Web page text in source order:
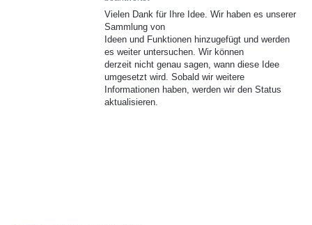
Vielen Dank für Ihre Idee. Wir haben es unserer
Sammlung von
Ideen und Funktionen hinzugefügt und werden
es weiter untersuchen. Wir können
derzeit nicht genau sagen, wann diese Idee
umgesetzt wird. Sobald wir weitere
Informationen haben, werden wir den Status
aktualisieren.